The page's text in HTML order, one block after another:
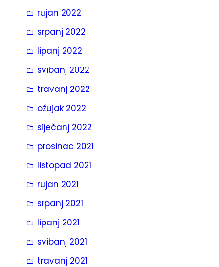
rujan 2022
srpanj 2022
lipanj 2022
svibanj 2022
travanj 2022
ožujak 2022
siječanj 2022
prosinac 2021
listopad 2021
rujan 2021
srpanj 2021
lipanj 2021
svibanj 2021
travanj 2021